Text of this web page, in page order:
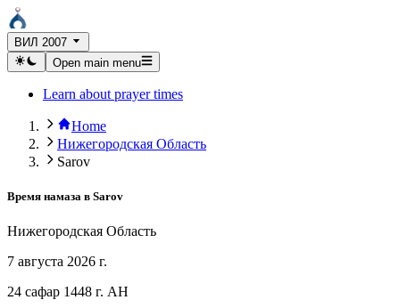
ВИЛ 2007
Open main menu
Learn about prayer times
Home
Нижегородская Область
Sarov
Время намаза в Sarov
Нижегородская Область
7 августа 2026 г.
24 сафар 1448 г. AH